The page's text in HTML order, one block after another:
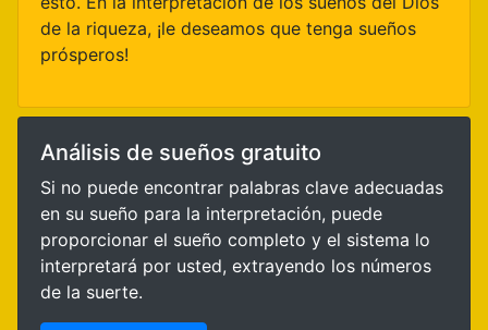
de la riqueza, ¡le deseamos que tenga sueños
prósperos!
Análisis de sueños gratuito
Si no puede encontrar palabras clave adecuadas
en su sueño para la interpretación, puede
proporcionar el sueño completo y el sistema lo
interpretará por usted, extrayendo los números
de la suerte.